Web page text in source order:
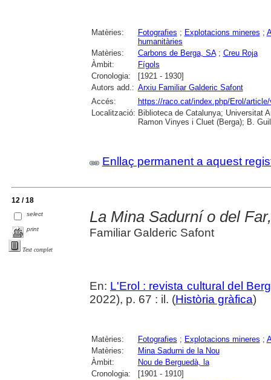
Matèries: Fotografies ; Explotacions mineres ;
humanitàries
Matèries:
Carbons de Berga, SA; Creu Roja
Àmbit:
Fígols
Cronologia:
[1921 - 1930]
Autors add.: Arxiu Familiar Galderic Safont
Accés:
https://raco.cat/index.php/Erol/
Localització: Biblioteca de Catalunya; Universitat
Ramon Vinyes i Cluet (Berga); B.
Enllaç permanent a aquest
12 / 18
select
print
Text complet
La Mina Sadurní o del
Familiar Galderic Safont
En: L'Erol : revista cultural del
2022), p. 67 : il. (Història gràfica)
Matèries: Fotografies ; Explotacions mineres ;
Matèries:
Mina Sadurni de la Nou
Àmbit:
Nou de Berguedà, la
Cronologia:
[1901 - 1910]